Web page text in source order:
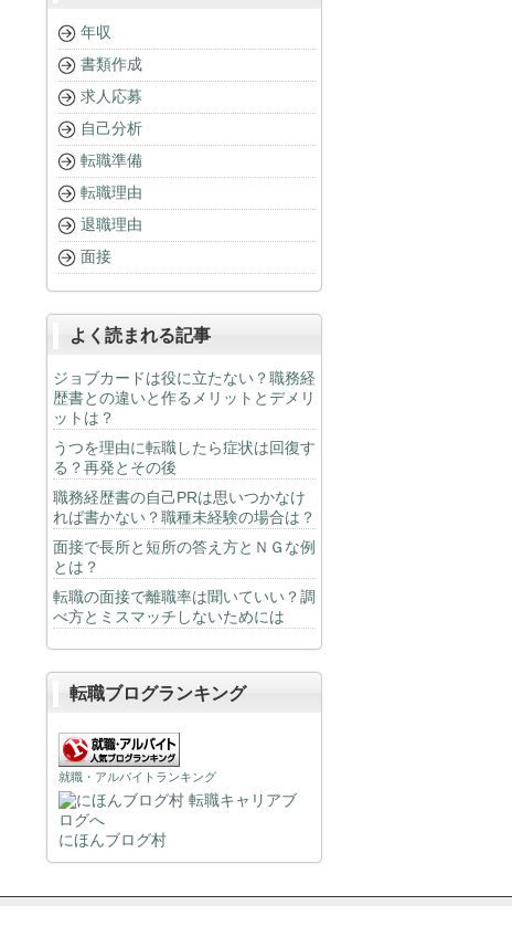
年収
書類作成
求人応募
自己分析
転職準備
転職理由
退職理由
面接
よく読まれる記事
ジョブカードは役に立たない？職務経
歴書との違いと作るメリットとデメリ
ットは？
うつを理由に転職したら症状は回復す
る？再発とその後
職務経歴書の自己PRは思いつかなけ
れば書かない？職種未経験の場合は？
面接で長所と短所の答え方とＮＧな例
とは？
転職の面接で離職率は聞いていい？調
べ方とミスマッチしないためには
転職ブログランキング
就職・アルバイトランキング
にほんブログ村